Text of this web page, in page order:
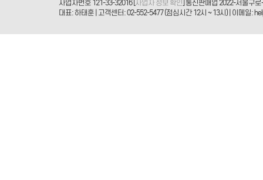
사업자번호 121-33-32016 [ 사업자 정보 확인 ] 통신판매업 2022-서울구
대표: 하태훈 | 고객센터: 02-552-5477 (점심시간 12시 ~ 13시) | 이메일: